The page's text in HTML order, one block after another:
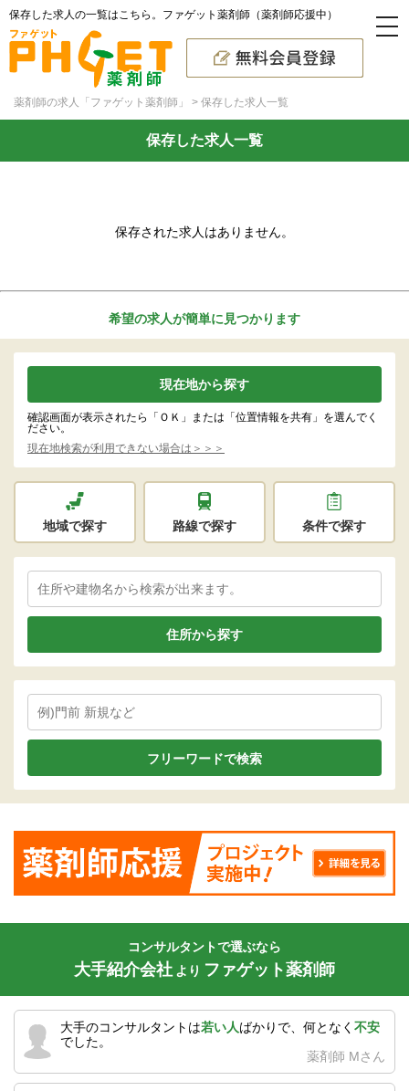
保存した求人の一覧はこちら。ファゲット薬剤師（薬剤師応援中）
薬剤師の求人「ファゲット薬剤師」 保存した求人一覧
保存した求人一覧
保存された求人はありません。
希望の求人が簡単に見つかります
現在地から探す
確認画面が表示されたら「ＯＫ」または「位置情報を共有」を選んでく
ださい。
現在地検索が利用できない場合は＞＞＞
地域で探す 路線で探す 条件で探す
住所から探す
コンサルタントで選ぶなら
大手紹介会社 より ファゲット薬剤師
大手のコンサルタントは若い人ばかりで、何となく 不安
でした。
薬剤師 Mさん